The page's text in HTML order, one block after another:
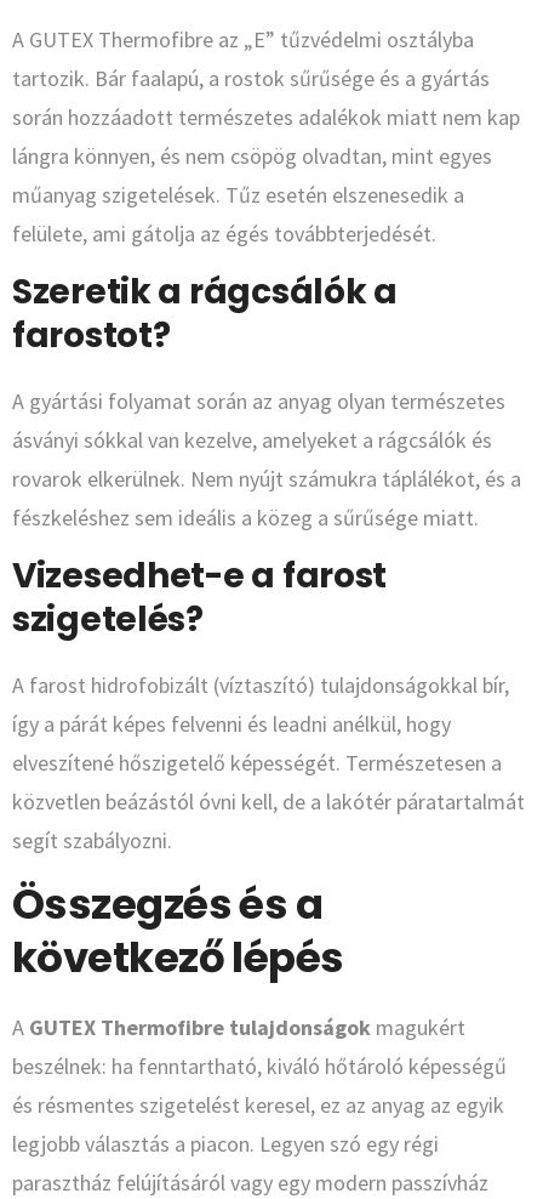
A GUTEX Thermofibre az „E” tűzvédelmi osztályba
tartozik. Bár faalapú, a rostok sűrűsége és a gyártás
során hozzáadott természetes adalékok miatt nem kap
lángra könnyen, és nem csöpög olvadtan, mint egyes
műanyag szigetelések. Tűz esetén elszenesedik a
felülete, ami gátolja az égés továbbterjedését.
Szeretik a rágcsálók a
farostot?
A gyártási folyamat során az anyag olyan természetes
ásványi sókkal van kezelve, amelyeket a rágcsálók és
rovarok elkerülnek. Nem nyújt számukra táplálékot, és a
fészkeléshez sem ideális a közeg a sűrűsége miatt.
Vizesedhet-e a farost
szigetelés?
A farost hidrofobizált (víztaszító) tulajdonságokkal bír,
így a párát képes felvenni és leadni anélkül, hogy
elveszítené hőszigetelő képességét. Természetesen a
közvetlen beázástól óvni kell, de a lakótér páratartalmát
segít szabályozni.
Összegzés és a
következő lépés
A GUTEX Thermofibre tulajdonságok magukért
beszélnek: ha fenntartható, kiváló hőtároló képességű
és résmentes szigetelést keresel, ez az anyag az egyik
legjobb választás a piacon. Legyen szó egy régi
parasztház felújításáról vagy egy modern passzívház